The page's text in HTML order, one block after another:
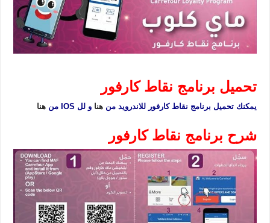
تحميل برنامج نقاط كارفور
يمكنك تحميل برنامج نقاط كارفور للاندرويد من هناو لل IOS من هنا
شرح برنامج نقاط كارفور